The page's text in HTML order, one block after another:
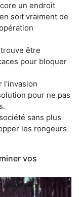
un endroit
soit vraiment de
être
pour bloquer
l'invasion
pour ne pas
sans plus
les rongeurs
vos